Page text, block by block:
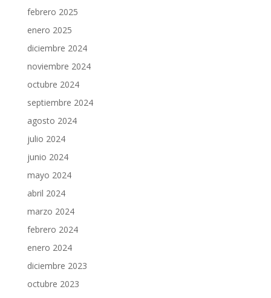
febrero 2025
enero 2025
diciembre 2024
noviembre 2024
octubre 2024
septiembre 2024
agosto 2024
julio 2024
junio 2024
mayo 2024
abril 2024
marzo 2024
febrero 2024
enero 2024
diciembre 2023
octubre 2023